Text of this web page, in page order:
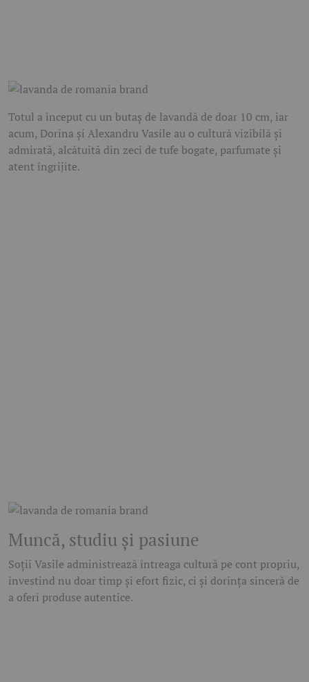
Totul a început cu un butaș de lavandă de doar 10 cm, iar
acum, Dorina și Alexandru Vasile au o cultură vizibilă și
admirată, alcătuită din zeci de tufe bogate, parfumate și
atent îngrijite.
Muncă, studiu și pasiune
Soții Vasile administrează întreaga cultură pe cont propriu,
investind nu doar timp și efort fizic, ci și dorința sinceră de
a oferi produse autentice.